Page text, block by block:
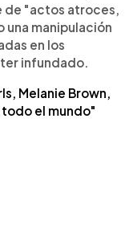
de "actos atroces,
una manipulación
en los
infundado.
Melanie Brown,
el mundo"